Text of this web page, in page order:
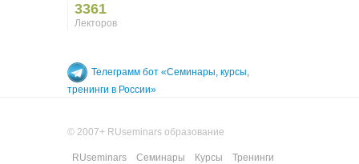
3361
Лекторов
Телеграмм бот «Семинары, курсы,
тренинги в России»
© 2007+ RUseminars образование
RUseminars Семинары Курсы Тренинги